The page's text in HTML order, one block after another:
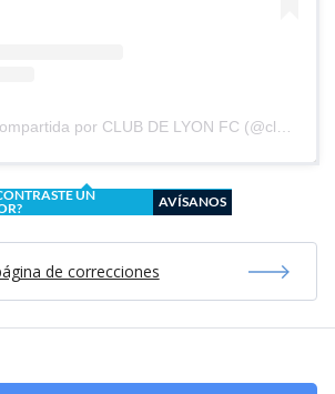
Una publicación compartida por CLUB DE LYON FC (@clubdelyonfc)
UN
AVÍSANOS
de correcciones